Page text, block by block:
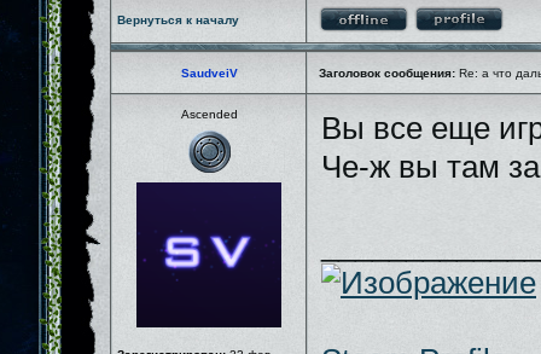
Вернуться к началу
SaudveiV Заголовок сообщения: Re: а что
Ascended
Вы все еще
Че-ж вы там